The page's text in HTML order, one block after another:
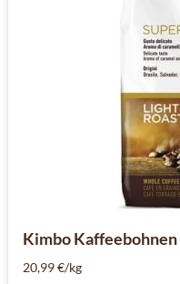
Kimbo
20,99 €/kg